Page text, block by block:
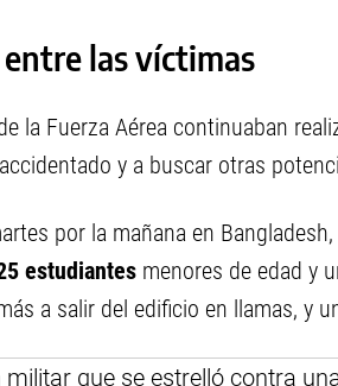
las víctimas
la Fuerza Aérea continuaban
y a buscar otras
por la mañana en Bangladesh,
estudiantes menores de edad y
a salir del edificio en llamas, y